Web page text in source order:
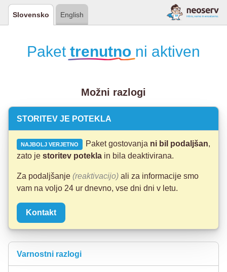
Slovensko English
Paket trenutno ni aktiven
Možni razlogi
STORITEV JE POTEKLA
NAJBOLJ VERJETNO Paket gostovanja ni bil podaljšan,
zato je storitev potekla in bila deaktivirana.
Za podaljšanje (reaktivacijo) ali za informacije smo
vam na voljo 24 ur dnevno, vse dni dni v letu.
Kontakt
Varnostni razlogi